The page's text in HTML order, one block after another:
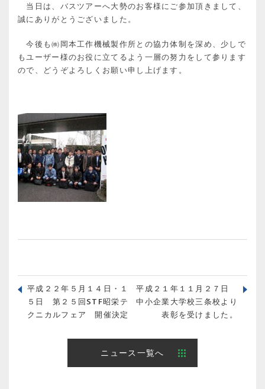
当日は、バスツアーへ大勢のお客様にご参加頂きまして、
誠にありがとうございました。
今後も㈱岡本工作機械製作所との協力体制を深め、少しで
もユーザー様のお役に立てるよう一層の努力をして参ります
ので、どうぞよろしくお願い申し上げます。
平成２２年５月１４日・１
５日 第２５回STF昭栄テ
クニカルフェア 開催決定
平成２１年１１月２７日
中小企業大学校三条校より
表彰を受けました。
ニュース一覧へ